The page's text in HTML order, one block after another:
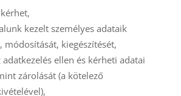
kezelt személyes adataik
módosítását, kiegészítését,
ellen és kérheti adatai
zárolását (a kötelező